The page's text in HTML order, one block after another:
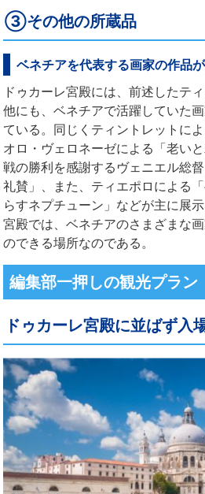
③その他の所蔵品
ベネチアを代表する画家の作品
ドゥカーレ宮殿には、前述したテ
他にも、ベネチアで活躍していた
ている。同じくティントレットに
オロ・ヴェロネーゼによる「老い
戦の勝利を感謝するヴェニエル総
礼賛」、また、ティエポロによる
らすネプチューン」などが主に展
宮殿では、ベネチアのさまざまな
のできる場所なのである。
編集部一押しの観光プラン
ドゥカーレ宮殿に並ばず入